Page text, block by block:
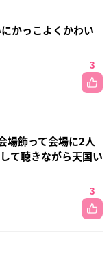
かっこよくかわい
3
場飾って会場に2人
て聴きながら天国い
3